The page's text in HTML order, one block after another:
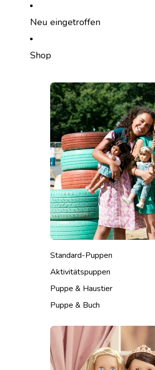
Neu eingetroffen
Shop
Standard-Puppen
Aktivitätspuppen
Puppe & Haustier
Puppe & Buch